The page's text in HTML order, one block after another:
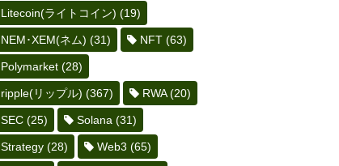
Litecoin(ライトコイン) (19)
NEM･XEM(ネム) (31) NFT (63)
Polymarket (28)
ripple(リップル) (367) RWA(20)
SEC (25) Solana (31)
Strategy (28) Web3 (65)